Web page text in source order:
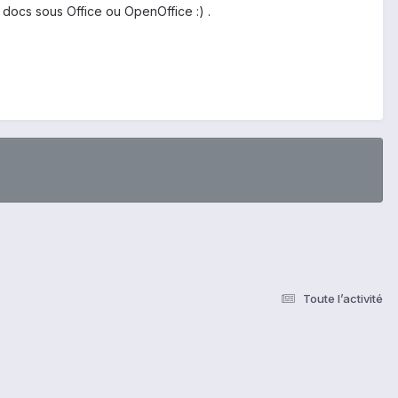
sous Office ou OpenOffice :) .
Toute l’activité